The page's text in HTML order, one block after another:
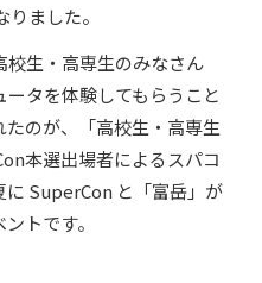
ました。
校生・高専生のみなさん
タを体験してもらうこと
のが、「高校生・高専生
本選出場者によるスパコ
に SuperCon と「富岳」が
トです。